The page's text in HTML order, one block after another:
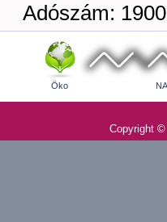
Adószám:
Öko
Copyright